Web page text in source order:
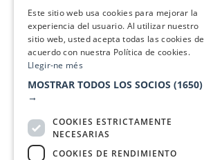
Este sitio web usa cookies para mejorar la
experiencia del usuario. Al utilizar nuestro
sitio web, usted acepta todas las cookies de
acuerdo con nuestra Política de cookies.
Llegir-ne més
MOSTRAR TODOS LOS SOCIOS (1650)
→
COOKIES ESTRICTAMENTE
NECESARIAS
COOKIES DE RENDIMIENTO